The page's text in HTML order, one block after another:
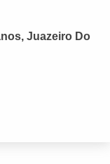
Juazeiro Do